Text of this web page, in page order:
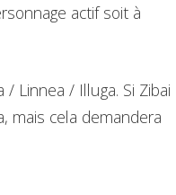
actif soit à
Linnea / Illuga. Si Zibai
mais cela demandera